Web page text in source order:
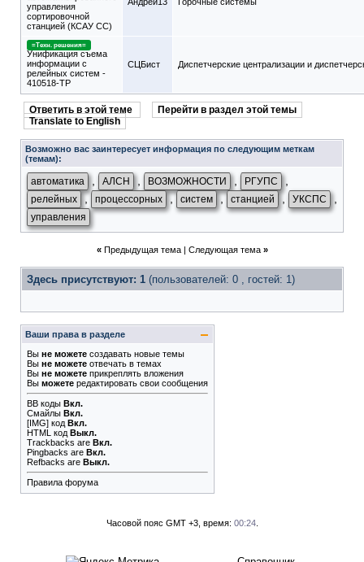
управления
сортировочной
станцией (КСАУ СС)
=Техн. решения=
Унификация съема
информации с
релейных систем -
410518-ТР
СЦБист Диспетчерские централизации и
Ответить в этой теме
Перейти в раздел этой темы
Translate to English
Возможно вас заинтересует информация по следующим меткам
(темам):
автоматика АЛСН ВОЗМОЖНОСТИ РГУПС
релейных , процессорных , систем , станцией УКСПС
управления
« Предыдущая тема| Следующая тема »
Здесь присутствуют: 1 (пользователей: 0 , гостей: 1)
Ваши права в разделе
Вы не можете создавать новые темы
Вы не можете отвечать в темах
Вы не можете прикреплять вложения
Вы можете редактировать свои сообщения
BB коды Вкл.
Смайлы Вкл.
[IMG] код Вкл.
HTML код Выкл.
Trackbacks are Вкл.
Pingbacks are Вкл.
Refbacks are Выкл.
Правила форума
Часовой пояс GMT +3, время: 00:24.